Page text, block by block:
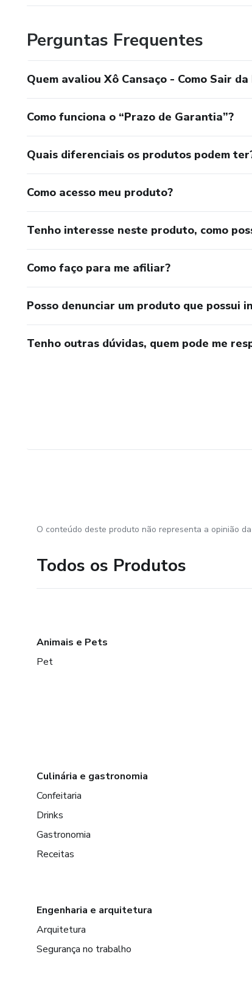
Perguntas Frequentes
Quem avaliou Xô Cansaço - Como Sair
Como funciona o “Prazo de Garantia”?
Quais diferenciais os produtos podem
Como acesso meu produto?
Tenho interesse neste produto, como
Como faço para me afiliar?
Posso denunciar um produto que possui
Tenho outras dúvidas, quem pode me
O conteúdo deste produto não representa a opinião
Todos os Produtos
Animais e Pets
Pet
Culinária e gastronomia
Confeitaria
Drinks
Gastronomia
Receitas
Engenharia e arquitetura
Arquitetura
Segurança no trabalho